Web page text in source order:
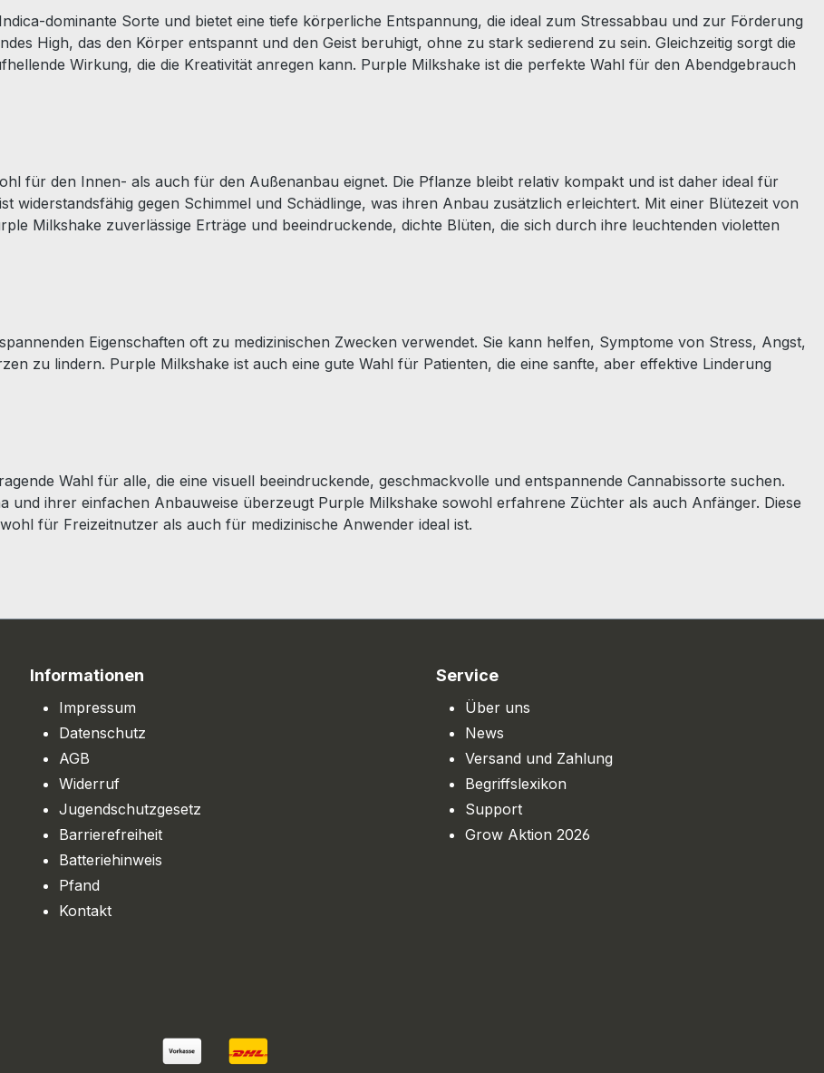
dominante Sorte und bietet eine tiefe körperliche Entspannung, die ideal zum Stressabbau und zur Förderung
High, das den Körper entspannt und den Geist beruhigt, ohne zu stark sedierend zu sein. Gleichzeitig sorgt die
Wirkung, die die Kreativität anregen kann. Purple Milkshake ist die perfekte Wahl für den Abendgebrauch
für den Innen- als auch für den Außenanbau eignet. Die Pflanze bleibt relativ kompakt und ist daher ideal für
widerstandsfähig gegen Schimmel und Schädlinge, was ihren Anbau zusätzlich erleichtert. Mit einer Blütezeit von
Milkshake zuverlässige Erträge und beeindruckende, dichte Blüten, die sich durch ihre leuchtenden violetten
Eigenschaften oft zu medizinischen Zwecken verwendet. Sie kann helfen, Symptome von Stress, Angst,
zu lindern. Purple Milkshake ist auch eine gute Wahl für Patienten, die eine sanfte, aber effektive Linderung
Wahl für alle, die eine visuell beeindruckende, geschmackvolle und entspannende Cannabissorte suchen.
und ihrer einfachen Anbauweise überzeugt Purple Milkshake sowohl erfahrene Züchter als auch Anfänger. Diese
für Freizeitnutzer als auch für medizinische Anwender ideal ist.
Informationen
Impressum
Datenschutz
AGB
Widerruf
Jugendschutzgesetz
Barrierefreiheit
Batteriehinweis
Pfand
Kontakt
Service
Über uns
News
Versand und Zahlung
Begriffslexikon
Support
Grow Aktion 2026